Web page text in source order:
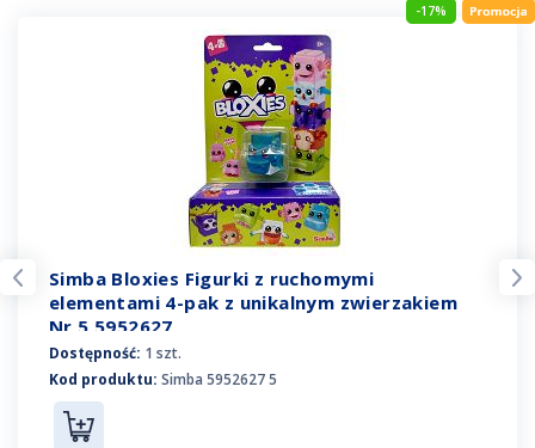
-17%
Simba Bloxies Figurki z ruchomymi
elementami 4-pak z unikalnym zwierzakiem
Nr 5 5952627
Dostępność: 1 szt.
Kod produktu: Simba 5952627 5